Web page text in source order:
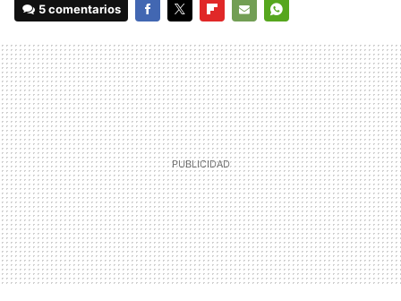
5 comentarios
MAIL